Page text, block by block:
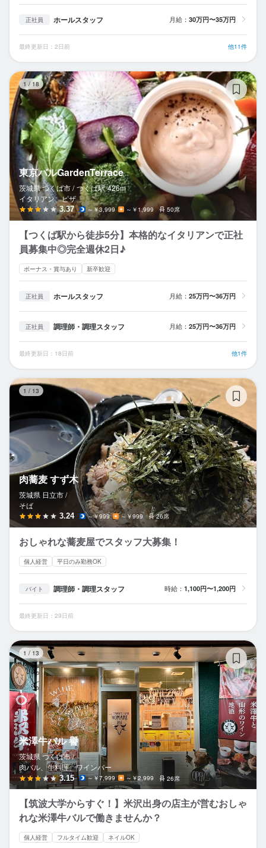
正社員 ホールスタッフ 月給： 30万円〜35万円
最終更新日：2日前 他11件
1 / 18
東京バルGardenTerrace
茨城県 つくば市 / つくば駅 426m
イタリアン、ピザ
3.37 ～￥3,999 ～￥1,999 50席
【つくば駅から徒歩5分】本格的なイタリアンで正社
員募集中◎完全週休2日♪
ボーナス・賞与あり 新卒歓迎
正社員 ホールスタッフ 月給： 25万円〜36万円
正社員 調理師・調理スタッフ 月給： 25万円〜36万円
最終更新日：18日前 他1件
1 / 13
肉蕎麦 すず木
茨城県 日立市 /
そば
3.24 ～￥999 ～￥999 26席
おしゃれな蕎麦屋でスタッフ大募集！
個人経営 平日のみ勤務OK
バイト 調理師・調理スタッフ 時給： 1,100円〜1,200円
最終更新日：29日前
1 / 13
米澤牛バル 譽
茨城県 つくば市 /
肉バル、牛料理、ワインバー
3.15 ～￥7,999 ～￥2,999 26席
【筑波大学からすぐ！】米沢出身の店主が営むおしゃ
れな米澤牛バルで働きませんか？
個人経営 フルタイム歓迎 ネイルOK